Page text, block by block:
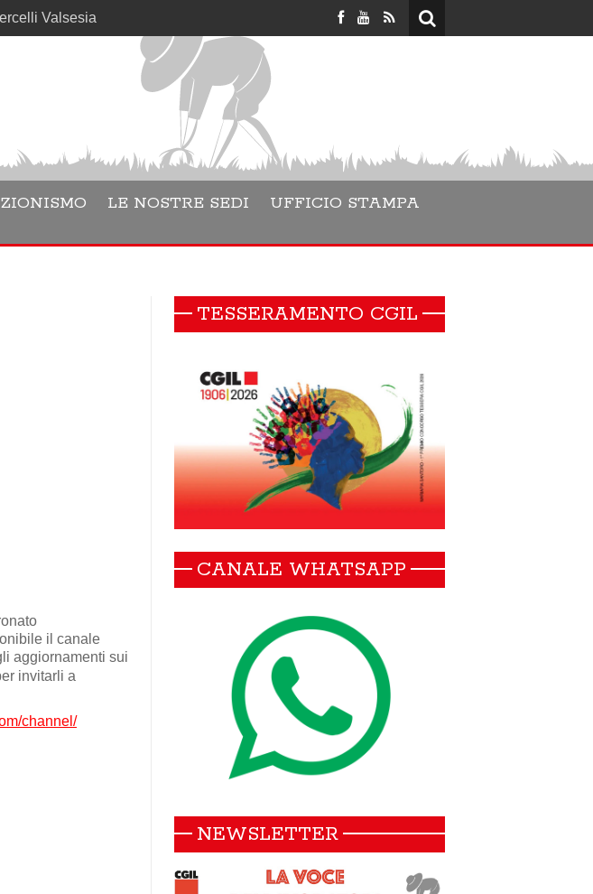
LE NOSTRE SEDI
UFFICIO STAMPA
il canale
aggiornamenti sui
invitarli a
channel/
TESSERAMENTO CGIL
CANALE WHATSAPP
NEWSLETTER